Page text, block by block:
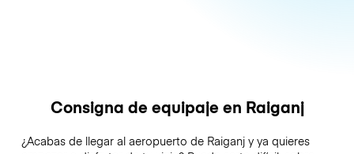
Consigna de equipaje en Raiganj
¿Acabas de llegar al aeropuerto de Raiganj y ya quieres